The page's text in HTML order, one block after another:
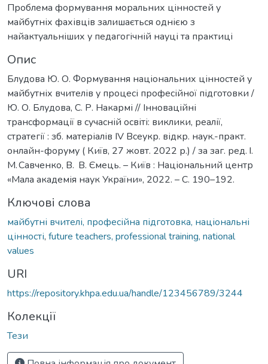
Проблема формування моральних цінностей у
майбутніх фахівців залишається однією з
найактуальніших у педагогічній науці та практиці
Опис
Блудова Ю. О. Формування національних цінностей у
майбутніх вчителів у процесі професійної підготовки /
Ю. О. Блудова, С. Р. Накармі // Інноваційні
трансформації в сучасній освіті: виклики, реалії,
стратегії : зб. матеріалів ІV Всеукр. відкр. наук.-практ.
онлайн-форуму ( Київ, 27 жовт. 2022 р.) / за заг. ред. І.
М. Савченко, В. В. Ємець. – Київ : Національний центр
«Мала академія наук України», 2022. – С. 190–192.
Ключові слова
майбутні вчителі, професійна підготовка, національні
цінності, future teachers, professional training, national
values
URI
https://repository.khpa.edu.ua/handle/123456789/3244
Колекції
Тези